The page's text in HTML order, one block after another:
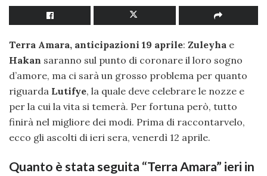
Terra Amara, anticipazioni 19 aprile: Zuleyha e
Hakan saranno sul punto di coronare il loro sogno
d’amore, ma ci sarà un grosso problema per quanto
riguarda Lutifye, la quale deve celebrare le nozze e
per la cui la vita si temerà. Per fortuna però, tutto
finirà nel migliore dei modi. Prima di raccontarvelo,
ecco gli ascolti di ieri sera, venerdì 12 aprile.
Quanto è stata seguita “Terra Amara” ieri in